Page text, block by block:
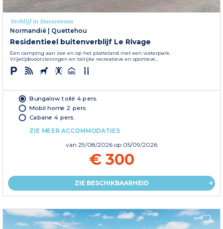
Verblijf in Stacaravans
Normandië
Quettehou
Residentieel buitenverblijf Le Rivage
Een camping aan zee en op het platteland met een waterpark.
Vrijetijdsvoorzieningen en talrijke recreatieve en sportieve...
Bungalow toilé 4 pers.
Mobil home 2 pers.
Cabane 4 pers.
ZIE MEER ACCOMMODATIES
van 29/08/2026 op 05/09/2026
€ 300
ZIE BESCHIKBAARHEID